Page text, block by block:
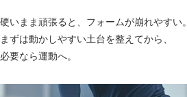
硬いまま頑張ると、フォームが崩れやすい。
まずは動かしやすい土台を整えてから、
必要なら運動へ。